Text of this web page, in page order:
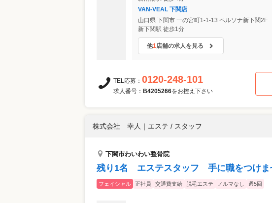
VAN-VEAL 下関店
山口県 下関市 一の宮町1-1-13 ペルソナ新下関2F
新下関駅 徒歩1分
他1店舗の求人を見る
TEL応募： 0120-248-101
求人番号： B4205266をお控え下さい
株式会社 幸人 ｜ エステ / スタッフ
下関市わいわい整骨院
残り1名 エステスタッフ 手に職をつけま
フェイシャル 正社員 交通費支給 脱毛エステ ノルマなし 週5回